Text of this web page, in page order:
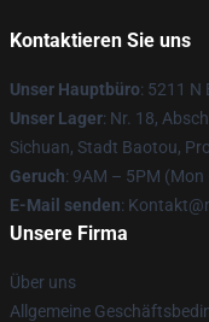
Kontaktieren Sie uns
Unser Hauptbüro: 5211 N
Unser Lager: Nr. 18,
Sichuan, Stadt Baotou,
Geruch: 9AM – 5PM (Mon
E-Mail senden:
Unsere Firma
Über uns
Allgemeine